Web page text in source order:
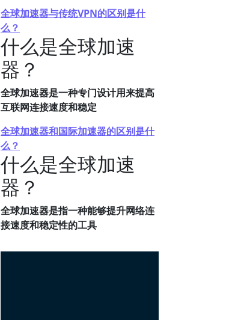
全球加速器与传统VPN的区别是什
么？
什么是全球加速
器？
全球加速器是一种专门设计用来提高
互联网连接速度和稳定
全球加速器和国际加速器的区别是什
么？
什么是全球加速
器？
全球加速器是指一种能够提升网络连
接速度和稳定性的工具